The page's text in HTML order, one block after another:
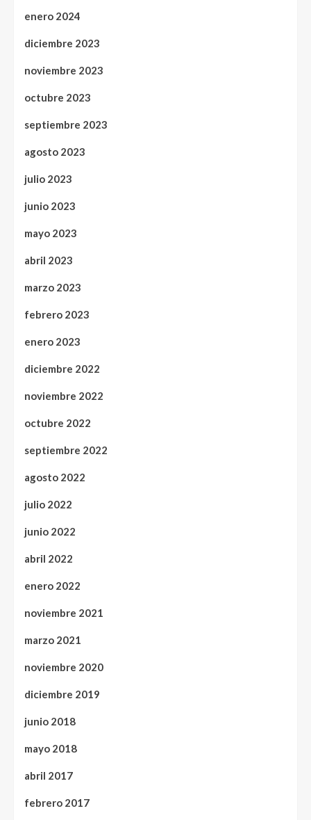
enero 2024
diciembre 2023
noviembre 2023
octubre 2023
septiembre 2023
agosto 2023
julio 2023
junio 2023
mayo 2023
abril 2023
marzo 2023
febrero 2023
enero 2023
diciembre 2022
noviembre 2022
octubre 2022
septiembre 2022
agosto 2022
julio 2022
junio 2022
abril 2022
enero 2022
noviembre 2021
marzo 2021
noviembre 2020
diciembre 2019
junio 2018
mayo 2018
abril 2017
febrero 2017